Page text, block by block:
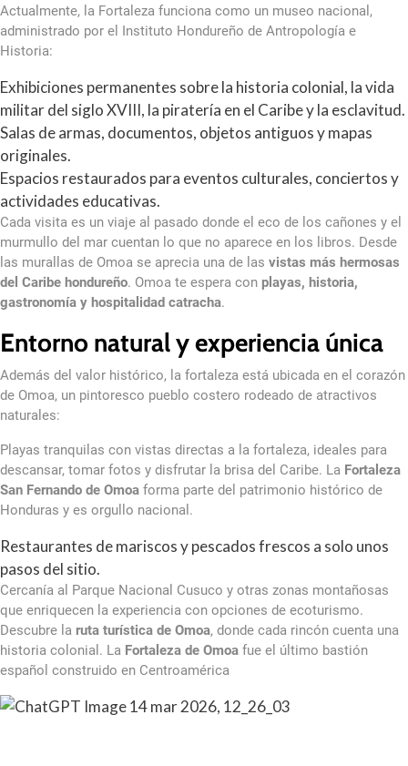
Actualmente, la Fortaleza funciona como un museo nacional,
administrado por el Instituto Hondureño de Antropología e
Historia:
Exhibiciones permanentes sobre la historia colonial, la vida
militar del siglo XVIII, la piratería en el Caribe y la esclavitud.
Salas de armas, documentos, objetos antiguos y mapas
originales.
Espacios restaurados para eventos culturales, conciertos y
actividades educativas.
Cada visita es un viaje al pasado donde el eco de los cañones y el
murmullo del mar cuentan lo que no aparece en los libros. Desde
las murallas de Omoa se aprecia una de las vistas más hermosas
del Caribe hondureño. Omoa te espera con playas, historia,
gastronomía y hospitalidad catracha.
Entorno natural y experiencia única
Además del valor histórico, la fortaleza está ubicada en el corazón
de Omoa, un pintoresco pueblo costero rodeado de atractivos
naturales:
Playas tranquilas con vistas directas a la fortaleza, ideales para
descansar, tomar fotos y disfrutar la brisa del Caribe. La Fortaleza
San Fernando de Omoa forma parte del patrimonio histórico de
Honduras y es orgullo nacional.
Restaurantes de mariscos y pescados frescos a solo unos
pasos del sitio.
Cercanía al Parque Nacional Cusuco y otras zonas montañosas
que enriquecen la experiencia con opciones de ecoturismo.
Descubre la ruta turística de Omoa, donde cada rincón cuenta una
historia colonial. La Fortaleza de Omoa fue el último bastión
español construido en Centroamérica